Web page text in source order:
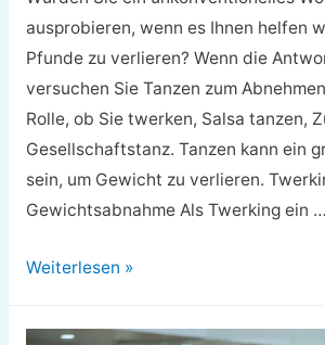
ausprobieren, wenn es Ihnen helfen
Pfunde zu verlieren? Wenn die
versuchen Sie Tanzen zum
Rolle, ob Sie twerken, Salsa tanzen,
Gesellschaftstanz. Tanzen kann ein
sein, um Gewicht zu verlieren.
Gewichtsabnahme Als Twerking ein …
Wie
mit
Weiterlesen »